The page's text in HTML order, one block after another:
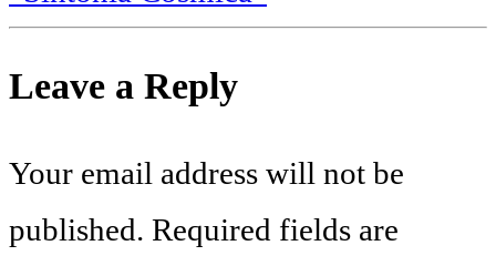
Leave a Reply
Your email address will not be
published. Required fields are